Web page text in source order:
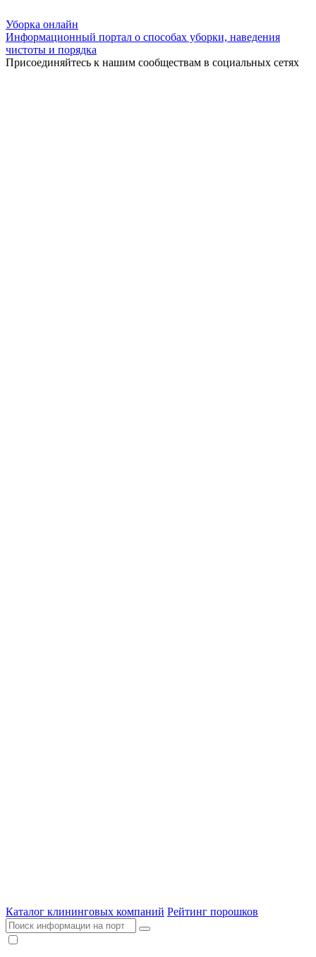
Уборка онлайн
Информационный портал о способах уборки, наведения
чистоты и порядка
Присоединяйтесь к нашим сообществам в социальных сетях
Каталог клининговых компаний Рейтинг порошков